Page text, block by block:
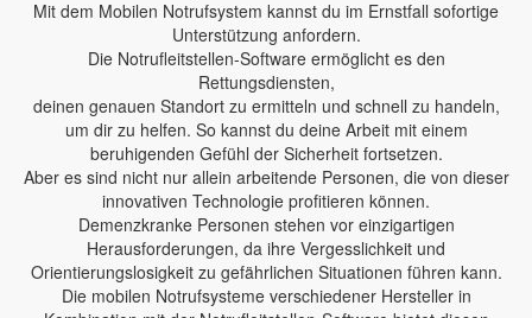
Mit dem Mobilen Notrufsystem kannst du im Ernstfall sofortige
Unterstützung anfordern.
Die Notrufleitstellen-Software ermöglicht es den
Rettungsdiensten,
deinen genauen Standort zu ermitteln und schnell zu handeln,
um dir zu helfen. So kannst du deine Arbeit mit einem
beruhigenden Gefühl der Sicherheit fortsetzen.
Aber es sind nicht nur allein arbeitende Personen, die von dieser
innovativen Technologie profitieren können.
Demenzkranke Personen stehen vor einzigartigen
Herausforderungen, da ihre Vergesslichkeit und
Orientierungslosigkeit zu gefährlichen Situationen führen kann.
Die mobilen Notrufsysteme verschiedener Hersteller in